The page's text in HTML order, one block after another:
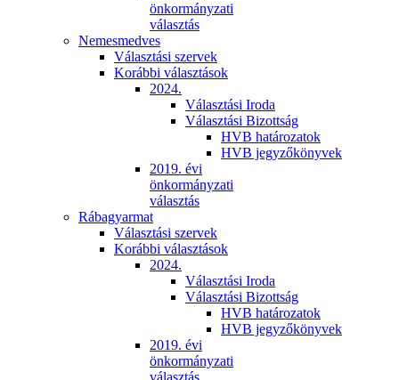
önkormányzati
választás
Nemesmedves
Választási szervek
Korábbi választások
2024.
Választási Iroda
Választási Bizottság
HVB határozatok
HVB jegyzőkönyvek
2019. évi
önkormányzati
választás
Rábagyarmat
Választási szervek
Korábbi választások
2024.
Választási Iroda
Választási Bizottság
HVB határozatok
HVB jegyzőkönyvek
2019. évi
önkormányzati
választás